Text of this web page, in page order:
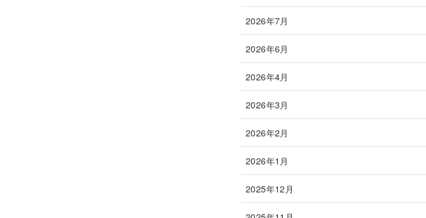
2026年7月
2026年6月
2026年4月
2026年3月
2026年2月
2026年1月
2025年12月